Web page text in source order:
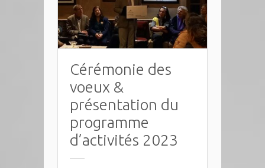
Cérémonie des
voeux &
présentation du
programme
d’activités 2023